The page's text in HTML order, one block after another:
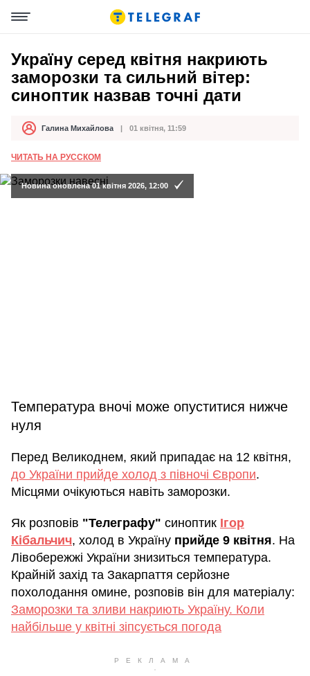
Україну серед квітня накриють
заморозки та сильний вітер:
синоптик назвав точні дати
АвторГалина Михайлова
Дата публікації 01 квітня, 11:59
ЧИТАТЬ НА РУССКОМ
Новина оновлена 01 квітня 2026, 12:00
Температура вночі може опуститися нижче
нуля
Перед Великоднем, який припадає на 12 квітня,
до України прийде холод з півночі Європи.
Місцями очікуються навіть заморозки.
Як розповів "Телеграфу" синоптик Ігор
Кібальчич, холод в Україну прийде 9 квітня. На
Лівобережжі України знизиться температура.
Крайній захід та Закарпаття серйозне
похолодання омине, розповів він для матеріалу:
Заморозки та зливи накриють Україну. Коли
найбільше у квітні зіпсується погода